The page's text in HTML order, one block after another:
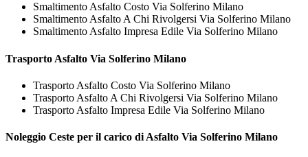
Smaltimento Asfalto Costo Via Solferino Milano
Smaltimento Asfalto A Chi Rivolgersi Via Solferino Milano
Smaltimento Asfalto Impresa Edile Via Solferino Milano
Trasporto Asfalto Via Solferino Milano
Trasporto Asfalto Costo Via Solferino Milano
Trasporto Asfalto A Chi Rivolgersi Via Solferino Milano
Trasporto Asfalto Impresa Edile Via Solferino Milano
Noleggio Ceste per il carico di Asfalto Via Solferino Milano